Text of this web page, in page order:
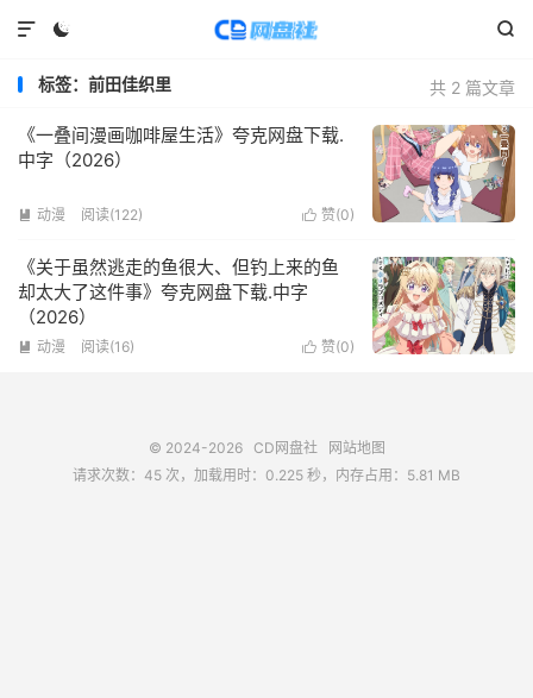
 

共 2 篇文章
标签：前田佳织里
《一叠间漫画咖啡屋生活》夸克网盘下载.
中字（2026）
 赞(0)
 动漫 阅读(122)
《关于虽然逃走的鱼很大、但钓上来的鱼
却太大了这件事》夸克网盘下载.中字
（2026）
 赞(0)
 动漫 阅读(16)
© 2024-2026 CD网盘社
网站地图
请求次数：45 次，加载用时：0.225 秒，内存占用：5.81 MB